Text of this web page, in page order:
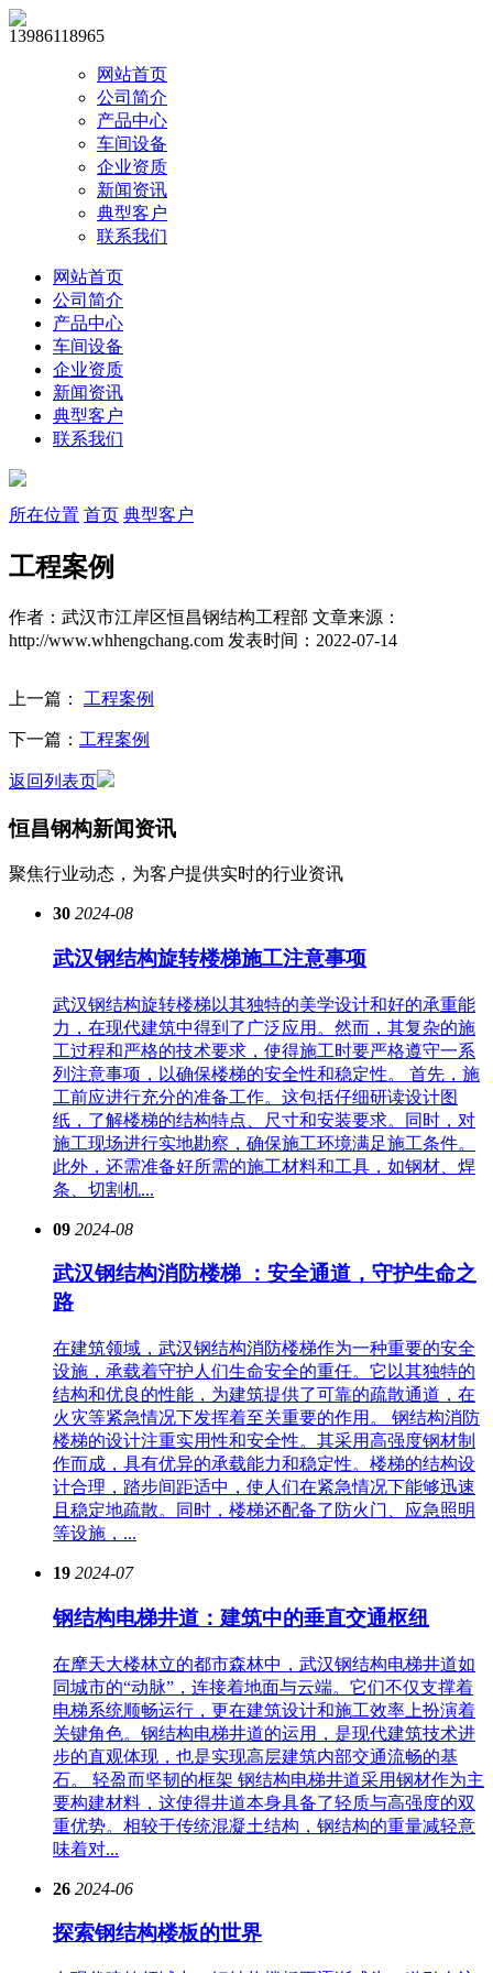
13986118965
网站首页
公司简介
产品中心
车间设备
企业资质
新闻资讯
典型客户
联系我们
网站首页
公司简介
产品中心
车间设备
企业资质
新闻资讯
典型客户
联系我们
所在位置 首页 典型客户
工程案例
作者：武汉市江岸区恒昌钢结构工程部 文章来源：
http://www.whhengchang.com 发表时间：2022-07-14
上一篇： 工程案例
下一篇： 工程案例
返回列表页
恒昌钢构新闻资讯
聚焦行业动态，为客户提供实时的行业资讯
30 2024-08
武汉钢结构旋转楼梯施工注意事项
武汉钢结构旋转楼梯以其独特的美学设计和好的承重能
力，在现代建筑中得到了广泛应用。然而，其复杂的施
工过程和严格的技术要求，使得施工时要严格遵守一系
列注意事项，以确保楼梯的安全性和稳定性。 首先，施
工前应进行充分的准备工作。这包括仔细研读设计图
纸，了解楼梯的结构特点、尺寸和安装要求。同时，对
施工现场进行实地勘察，确保施工环境满足施工条件。
此外，还需准备好所需的施工材料和工具，如钢材、焊
条、切割机...
09 2024-08
武汉钢结构消防楼梯 ：安全通道，守护生命之
路
在建筑领域，武汉钢结构消防楼梯作为一种重要的安全
设施，承载着守护人们生命安全的重任。它以其独特的
结构和优良的性能，为建筑提供了可靠的疏散通道，在
火灾等紧急情况下发挥着至关重要的作用。 钢结构消防
楼梯的设计注重实用性和安全性。其采用高强度钢材制
作而成，具有优异的承载能力和稳定性。楼梯的结构设
计合理，踏步间距适中，使人们在紧急情况下能够迅速
且稳定地疏散。同时，楼梯还配备了防火门、应急照明
等设施，...
19 2024-07
钢结构电梯井道：建筑中的垂直交通枢纽
在摩天大楼林立的都市森林中，武汉钢结构电梯井道如
同城市的“动脉”，连接着地面与云端。它们不仅支撑着
电梯系统顺畅运行，更在建筑设计和施工效率上扮演着
关键角色。钢结构电梯井道的运用，是现代建筑技术进
步的直观体现，也是实现高层建筑内部交通流畅的基
石。 轻盈而坚韧的框架 钢结构电梯井道采用钢材作为主
要构建材料，这使得井道本身具备了轻质与高强度的双
重优势。相较于传统混凝土结构，钢结构的重量减轻意
味着对...
26 2024-06
探索钢结构楼板的世界